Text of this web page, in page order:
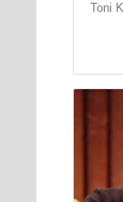
Toni